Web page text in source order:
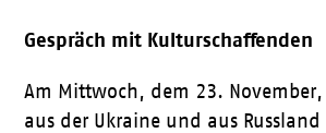
Gespräch mit Kulturschaffenden
Am Mittwoch, dem 23.
aus der Ukraine und aus Russland